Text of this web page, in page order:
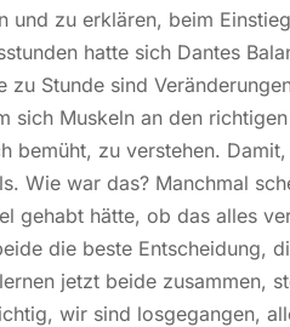
und zu erklären, beim
hatte sich Dantes
zu Stunde sind
sich Muskeln an den
bemüht, zu verstehen.
Wie war das? Manchmal
gehabt hätte, ob das alles
die beste Entscheidung,
jetzt beide zusammen,
wir sind losgegangen,